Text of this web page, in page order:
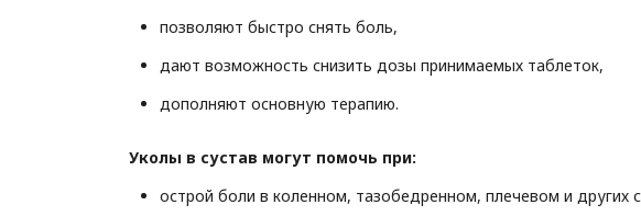
позволяют быстро снять боль,
дают возможность снизить дозы принимаемых таблеток,
дополняют основную терапию.
Уколы в сустав могут помочь при:
острой боли в коленном, тазобедренном, плечевом и других